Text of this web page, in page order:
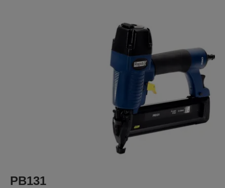
PB131